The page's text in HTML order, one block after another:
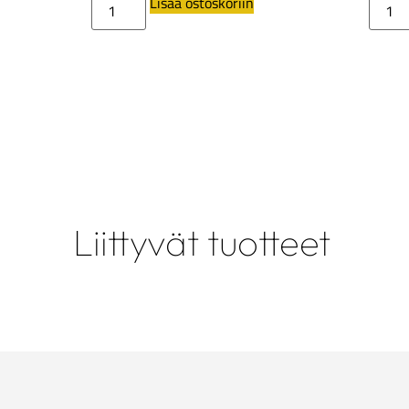
Liittyvät tuotteet